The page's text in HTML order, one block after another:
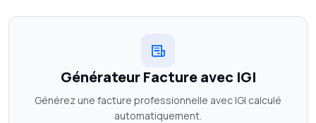
Générateur Facture avec IGI
Générez une facture professionnelle avec IGI calculé
automatiquement.